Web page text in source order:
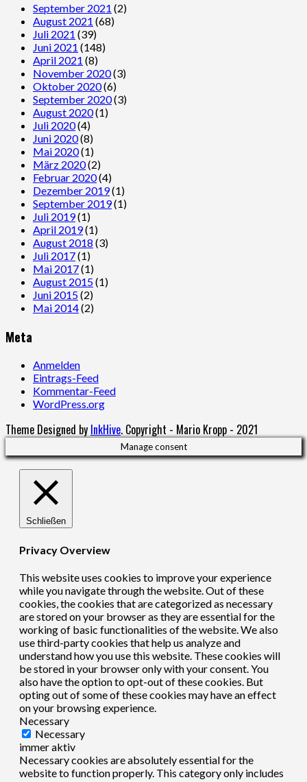
September 2021 (2)
August 2021 (68)
Juli 2021 (39)
Juni 2021 (148)
April 2021 (8)
November 2020(3)
Oktober 2020(6)
September 2020(3)
August 2020(1)
Juli 2020(4)
Juni 2020(8)
Mai 2020(1)
März 2020(2)
Februar 2020(4)
Dezember 2019(1)
September 2019(1)
Juli 2019(1)
April 2019(1)
August 2018 (3)
Juli 2017(1)
Mai 2017(1)
August 2015(1)
Juni 2015(2)
Mai 2014(2)
Meta
Anmelden
Eintrags-Feed
Kommentar-Feed
WordPress.org
Theme Designed by InkHive. Copyright - Mario Kropp - 2021
Manage consent
Schließen
Privacy Overview
This website uses cookies to improve your experience
while you navigate through the website. Out of these
cookies, the cookies that are categorized as necessary
are stored on your browser as they are essential for the
working of basic functionalities of the website. We also
use third-party cookies that help us analyze and
understand how you use this website. These cookies will
be stored in your browser only with your consent. You
also have the option to opt-out of these cookies. But
opting out of some of these cookies may have an effect
on your browsing experience.
Necessary
Necessary
immer aktiv
Necessary cookies are absolutely essential for the
website to function properly. This category only includes